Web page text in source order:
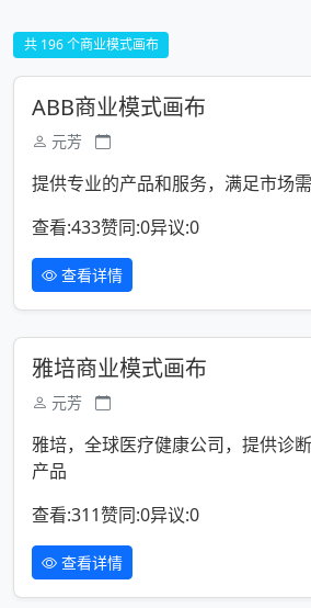
共 196 个商业模式画布
ABB商业模式画布
元芳
提供专业的产品和服务，满足市场
查看:433赞同:0异议:0
查看详情
雅培商业模式画布
元芳
雅培，全球医疗健康公司，提供诊
产品
查看:311赞同:0异议:0
查看详情